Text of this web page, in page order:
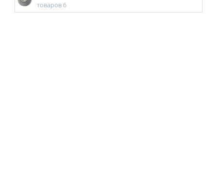
товаров 6